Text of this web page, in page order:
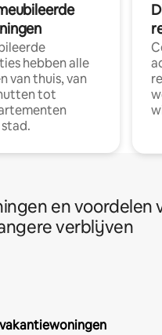
hebben alle
van thuis, van
tot
en voordelen
verblijven